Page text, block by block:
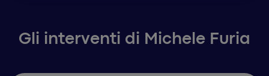
Gli interventi di Michele Furia